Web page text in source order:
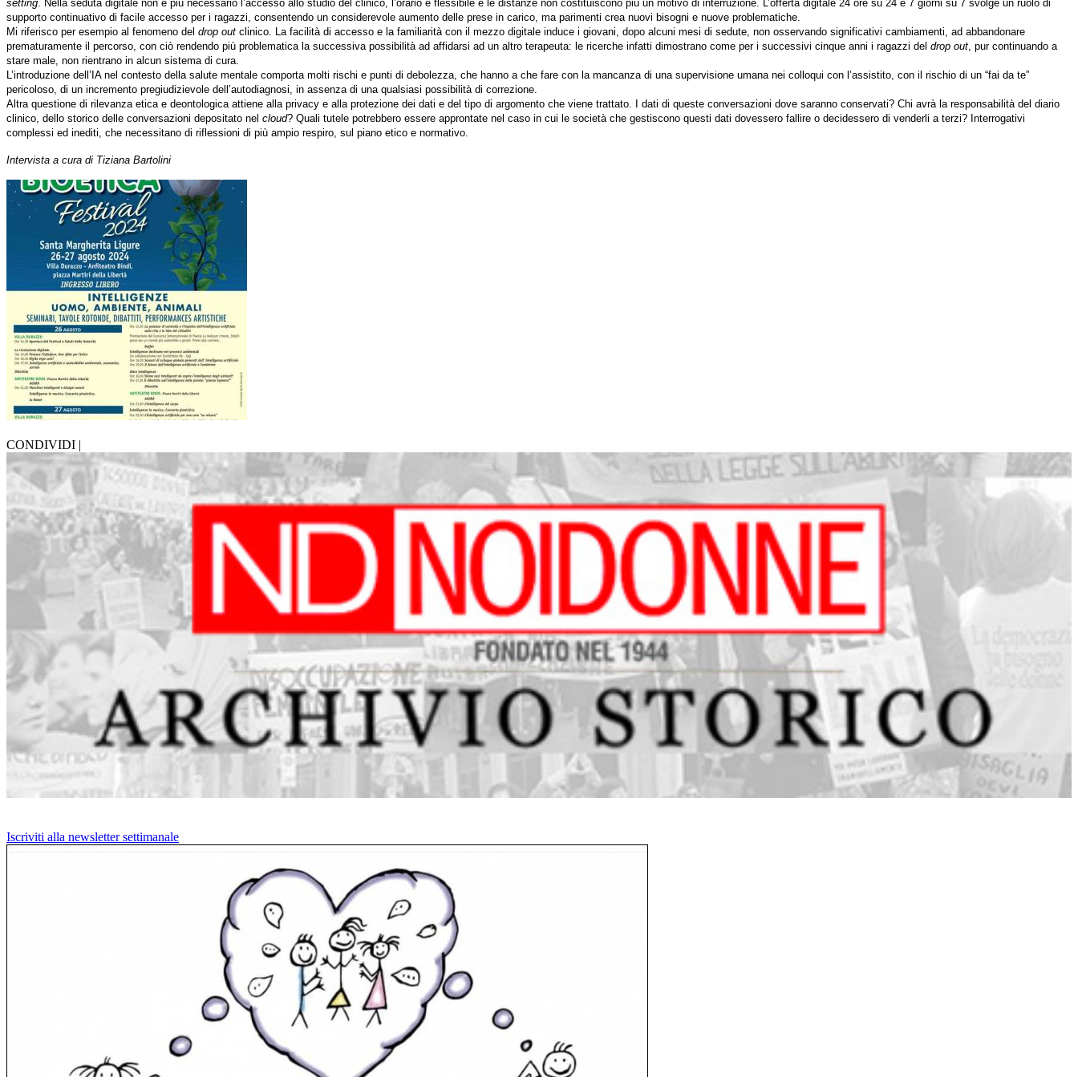
setting. Nella seduta digitale non è più necessario l’accesso allo studio del clinico, l’orario è flessibile e le distanze non costituiscono più un motivo di interruzione. L’offerta digitale 24 ore su 24 e 7 giorni su 7 svolge un ruolo di
supporto continuativo di facile accesso per i ragazzi, consentendo un considerevole aumento delle prese in carico, ma parimenti crea nuovi bisogni e nuove problematiche.
Mi riferisco per esempio al fenomeno del drop out clinico. La facilità di accesso e la familiarità con il mezzo digitale induce i giovani, dopo alcuni mesi di sedute, non osservando significativi cambiamenti, ad abbandonare
prematuramente il percorso, con ciò rendendo più problematica la successiva possibilità ad affidarsi ad un altro terapeuta: le ricerche infatti dimostrano come per i successivi cinque anni i ragazzi del drop out, pur continuando a
stare male, non rientrano in alcun sistema di cura.
L’introduzione dell’IA nel contesto della salute mentale comporta molti rischi e punti di debolezza, che hanno a che fare con la mancanza di una supervisione umana nei colloqui con l’assistito, con il rischio di un “fai da te”
pericoloso, di un incremento pregiudizievole dell’autodiagnosi, in assenza di una qualsiasi possibilità di correzione.
Altra questione di rilevanza etica e deontologica attiene alla privacy e alla protezione dei dati e del tipo di argomento che viene trattato. I dati di queste conversazioni dove saranno conservati? Chi avrà la responsabilità del diario
clinico, dello storico delle conversazioni depositato nel cloud? Quali tutele potrebbero essere approntate nel caso in cui le società che gestiscono questi dati dovessero fallire o decidessero di venderli a terzi? Interrogativi
complessi ed inediti, che necessitano di riflessioni di più ampio respiro, sul piano etico e normativo.
Intervista a cura di Tiziana Bartolini
CONDIVIDI |
Iscriviti alla newsletter settimanale